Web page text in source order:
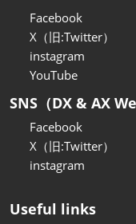
Facebook
X（旧:Twitter）
instagram
YouTube
SNS（DX & AX
Facebook
X（旧:Twitter）
instagram
Useful links